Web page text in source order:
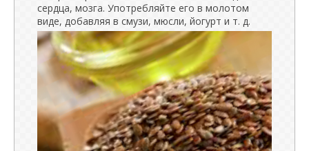
сердца, мозга. Употребляйте его в молотом
виде, добавляя в смузи, мюсли, йогурт и т. д.